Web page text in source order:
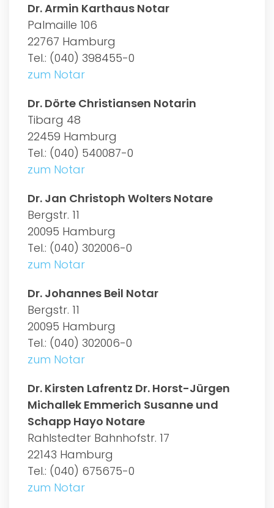
Dr. Armin Karthaus Notar
Palmaille 106
22767 Hamburg
Tel.: (040) 398455-0
zum Notar
Dr. Dörte Christiansen Notarin
Tibarg 48
22459 Hamburg
Tel.: (040) 540087-0
zum Notar
Dr. Jan Christoph Wolters Notare
Bergstr. 11
20095 Hamburg
Tel.: (040) 302006-0
zum Notar
Dr. Johannes Beil Notar
Bergstr. 11
20095 Hamburg
Tel.: (040) 302006-0
zum Notar
Dr. Kirsten Lafrentz Dr. Horst-Jürgen
Michallek Emmerich Susanne und
Schapp Hayo Notare
Rahlstedter Bahnhofstr. 17
22143 Hamburg
Tel.: (040) 675675-0
zum Notar